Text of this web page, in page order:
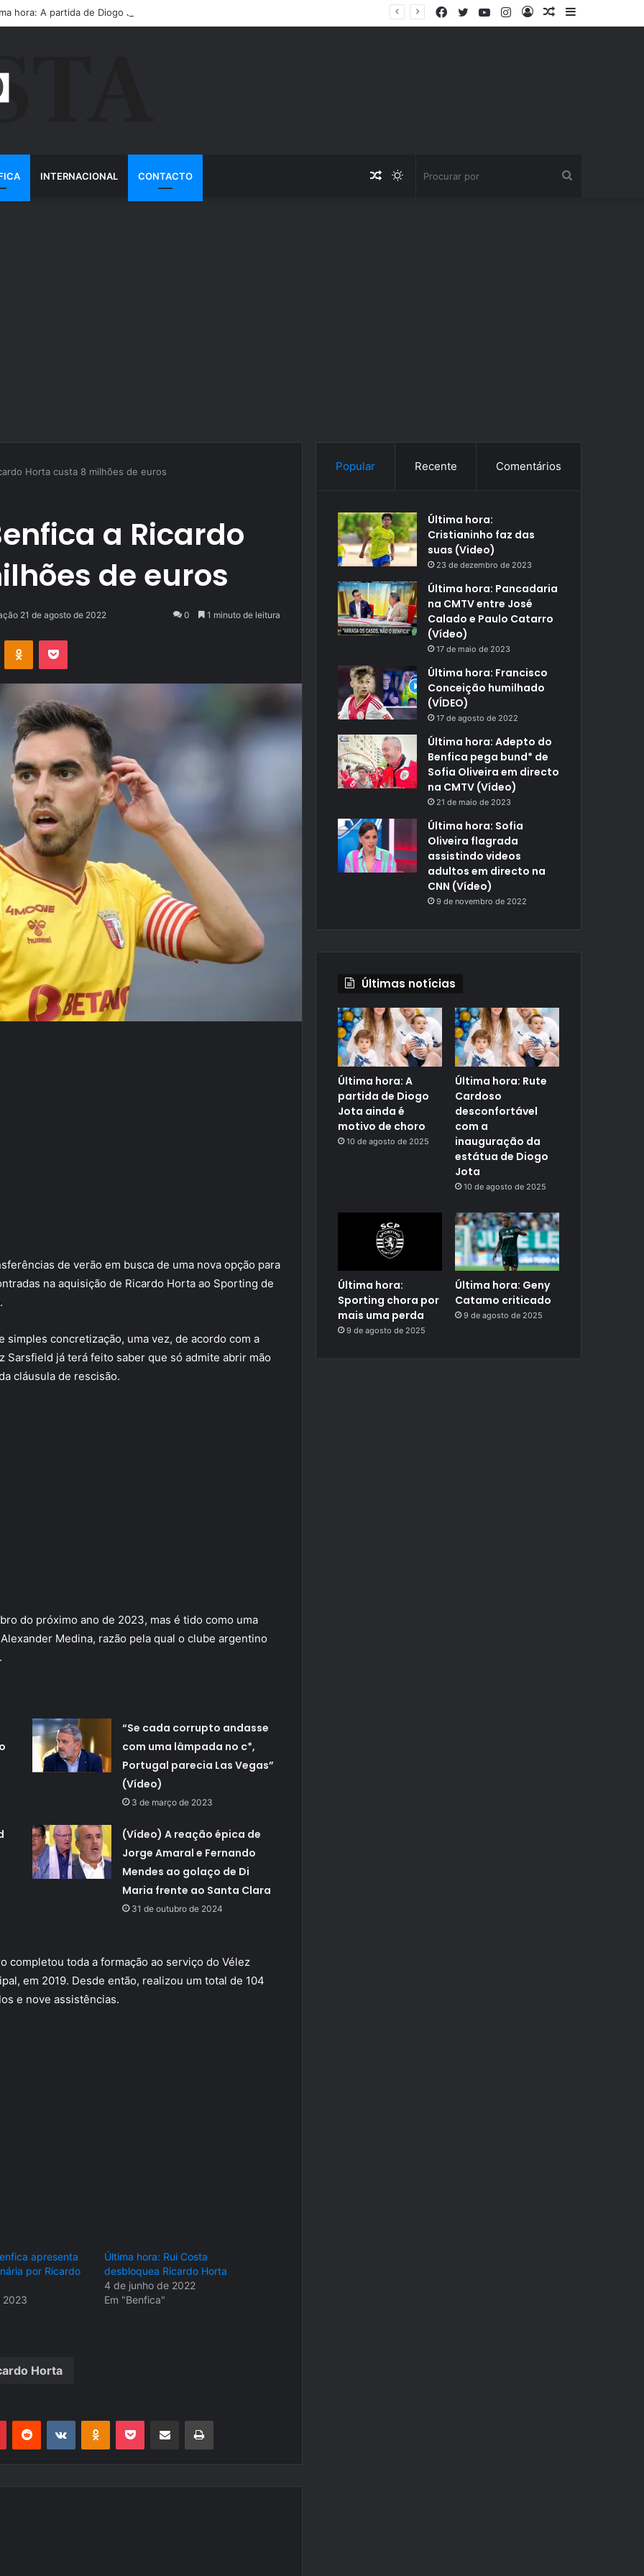
hora: A partida de Diogo Jota ainda é motivo de choro
Barra
Artigo
Entrar
Instagram
YouTube
Twitter
Facebook
INTERNACIONAL CONTACTO Switch
Artigo
Horta custa 8 milhões de euros
a Ricardo
de euros
21 de agosto de 2022 0 1 minuto de leitura
OK Pocket
de verão em busca de uma nova opção para
na aquisição de Ricardo Horta ao Sporting de
simples concretização, uma vez, de acordo com a
Sarsfield já terá feito saber que só admite abrir mão
cláusula de rescisão.
do próximo ano de 2023, mas é tido como uma
Medina, razão pela qual o clube argentino
“Se cada corrupto andasse
com uma lâmpada no c*,
Portugal parecia Las Vegas”
(Vídeo)
3 de março de 2023
(Vídeo) A reação épica de
Jorge Amaral e Fernando
Mendes ao golaço de Di
Maria frente ao Santa Clara
31 de outubro de 2024
completou toda a formação ao serviço do Vélez
em 2019. Desde então, realizou um total de 104
e nove assistências.
apresenta
por Ricardo
2023
Última hora: Rui Costa
desbloquea Ricardo Horta
4 de junho de 2022
Em "Benfica"
Horta
PinterestReddit VK OK Pocket Compartilhar via e-mail Imprimir
Popular Recente Comentários
Última hora:
Cristianinho faz das
suas (Video)
23 de dezembro de 2023
Última hora: Pancadaria
na CMTV entre José
Calado e Paulo Catarro
(Vídeo)
17 de maio de 2023
Última hora: Francisco
Conceição humilhado
(VÍDEO)
17 de agosto de 2022
Última hora: Adepto do
Benfica pega bund* de
Sofia Oliveira em directo
na CMTV (Vídeo)
21 de maio de 2023
Última hora: Sofia
Oliveira flagrada
assistindo videos
adultos em directo na
CNN (Vídeo)
9 de novembro de 2022
Últimas notícias
Última hora: A
partida de Diogo
Jota ainda é
motivo de choro
10 de agosto de 2025
Última hora: Rute
Cardoso
desconfortável
com a
inauguração da
estátua de Diogo
Jota
10 de agosto de 2025
Última hora:
Sporting chora por
mais uma perda
9 de agosto de 2025
Última hora: Geny
Catamo criticado
9 de agosto de 2025